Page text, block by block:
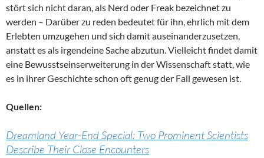
stört sich nicht daran, als Nerd oder Freak bezeichnet zu
werden – Darüber zu reden bedeutet für ihn, ehrlich mit dem
Erlebten umzugehen und sich damit auseinanderzusetzen,
anstatt es als irgendeine Sache abzutun. Vielleicht findet damit
eine Bewusstseinserweiterung in der Wissenschaft statt, wie
es in ihrer Geschichte schon oft genug der Fall gewesen ist.
Quellen:
Dreamland Year-End Special: Two Prominent Scientists
Describe Their Close Encounters